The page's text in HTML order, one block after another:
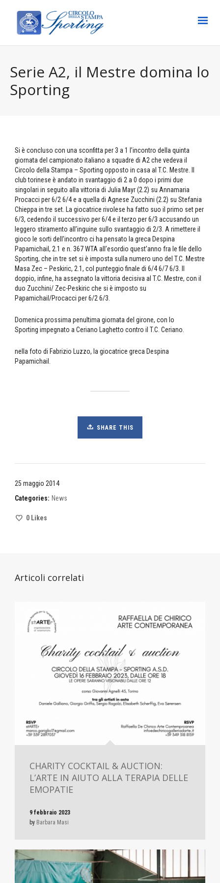
Serie A2, il Mestre domina lo
Sporting
Si è concluso con una sconfitta per 3 a 1 l’incontro della quinta
giornata del campionato italiano a squadre di A2 che vedeva il
Circolo della Stampa – Sporting opposto in casa al T.C. Mestre. Il
club torinese è andato in svantaggio di 2 a 0 dopo i primi due
singolari in seguito alla vittoria di Julia Mayr (2.2) su Annamaria
Procacci per 6/2 6/4 e a quella di Agnese Zucchini (2.2) su Stefania
Chieppa in tre set. La giocatrice rivolese ha fatto suo il primo set per
6/3, cedendo il successivo per 6/4 e il terzo per 6/3 accusando un
leggero stiramento all’inguine sullo svantaggio di 2/3. A rimettere il
gioco le sorti dell’incontro ci ha pensato la greca Despina
Papamichail, 2.1 e n. 367 WTA all’esordio quest’anno fra le file dello
Sporting, che in tre set si è imposta sulla numero uno del T.C. Mestre
Masa Zec – Peskiric, 2.1, col punteggio finale di 6/4 6/7 6/3. Il
doppio, infine, ha assegnato la vittoria decisiva al T.C. Mestre, con il
duo Zucchini/ Zec-Peskiric che si è imposto su
Papamichail/Procacci per 6/2 6/3.
Domenica prossima penultima giornata del girone, con lo
Sporting impegnato a Ceriano Laghetto contro il T.C. Ceriano.
nella foto di Fabrizio Luzzo, la giocatrice greca Despina
Papamichail.
SHARE THIS
25 maggio 2014
Categories: News
0 Likes
Articoli correlati
CHARITY COCKTAIL & AUCTION:
L’ARTE IN AIUTO ALLA TERAPIA DELLE
EMOPATIE
9 febbraio 2023
by Barbara Masi